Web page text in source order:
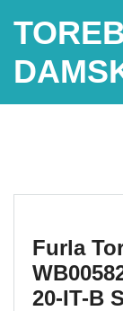
Furla
20-IT-B